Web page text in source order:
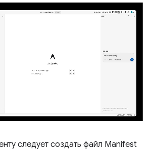
следует создать файл Manifest